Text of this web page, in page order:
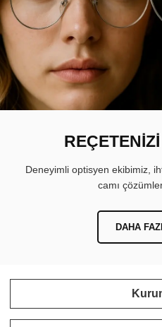
Deneyimli optisyen ekibimiz,
camı
DAHA